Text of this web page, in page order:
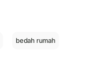
bedah rumah